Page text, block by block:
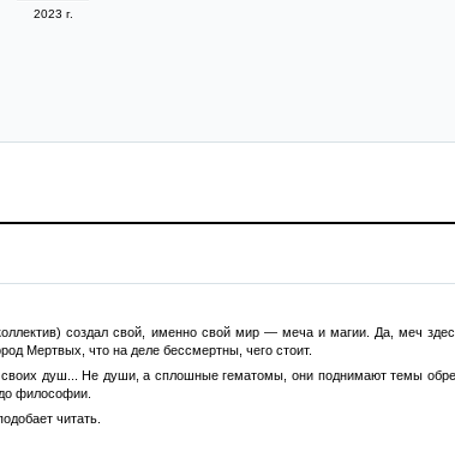
2023 г.
создал свой, именно свой мир — меча и магии. Да, меч
Мертвых, что на деле бессмертны, чего стоит.
душ... Не души, а сплошные гематомы, они поднимают темы
философии.
читать.